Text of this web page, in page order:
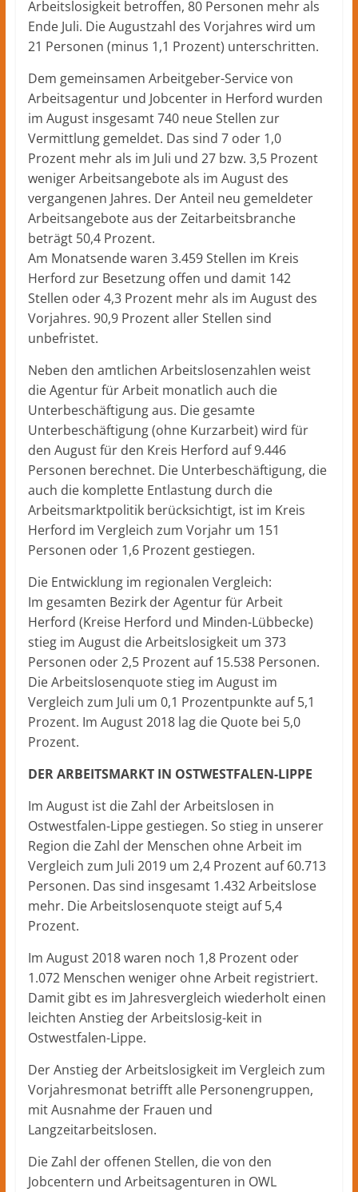
Arbeitslosigkeit betroffen, 80 Personen mehr als
Ende Juli. Die Augustzahl des Vorjahres wird um
21 Personen (minus 1,1 Prozent) unterschritten.
Dem gemeinsamen Arbeitgeber-Service von
Arbeitsagentur und Jobcenter in Herford wurden
im August insgesamt 740 neue Stellen zur
Vermittlung gemeldet. Das sind 7 oder 1,0
Prozent mehr als im Juli und 27 bzw. 3,5 Prozent
weniger Arbeitsangebote als im August des
vergangenen Jahres. Der Anteil neu gemeldeter
Arbeitsangebote aus der Zeitarbeitsbranche
beträgt 50,4 Prozent.
Am Monatsende waren 3.459 Stellen im Kreis
Herford zur Besetzung offen und damit 142
Stellen oder 4,3 Prozent mehr als im August des
Vorjahres. 90,9 Prozent aller Stellen sind
unbefristet.
Neben den amtlichen Arbeitslosenzahlen weist
die Agentur für Arbeit monatlich auch die
Unterbeschäftigung aus. Die gesamte
Unterbeschäftigung (ohne Kurzarbeit) wird für
den August für den Kreis Herford auf 9.446
Personen berechnet. Die Unterbeschäftigung, die
auch die komplette Entlastung durch die
Arbeitsmarktpolitik berücksichtigt, ist im Kreis
Herford im Vergleich zum Vorjahr um 151
Personen oder 1,6 Prozent gestiegen.
Die Entwicklung im regionalen Vergleich:
Im gesamten Bezirk der Agentur für Arbeit
Herford (Kreise Herford und Minden-Lübbecke)
stieg im August die Arbeitslosigkeit um 373
Personen oder 2,5 Prozent auf 15.538 Personen.
Die Arbeitslosenquote stieg im August im
Vergleich zum Juli um 0,1 Prozentpunkte auf 5,1
Prozent. Im August 2018 lag die Quote bei 5,0
Prozent.
DER ARBEITSMARKT IN OSTWESTFALEN-LIPPE
Im August ist die Zahl der Arbeitslosen in
Ostwestfalen-Lippe gestiegen. So stieg in unserer
Region die Zahl der Menschen ohne Arbeit im
Vergleich zum Juli 2019 um 2,4 Prozent auf 60.713
Personen. Das sind insgesamt 1.432 Arbeitslose
mehr. Die Arbeitslosenquote steigt auf 5,4
Prozent.
Im August 2018 waren noch 1,8 Prozent oder
1.072 Menschen weniger ohne Arbeit registriert.
Damit gibt es im Jahresvergleich wiederholt einen
leichten Anstieg der Arbeitslosig-keit in
Ostwestfalen-Lippe.
Der Anstieg der Arbeitslosigkeit im Vergleich zum
Vorjahresmonat betrifft alle Personengruppen,
mit Ausnahme der Frauen und
Langzeitarbeitslosen.
Die Zahl der offenen Stellen, die von den
Jobcentern und Arbeitsagenturen in OWL